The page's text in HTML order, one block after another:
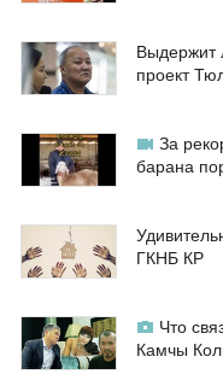
Выдержит
проект
За
барана
ГКНБ КР
Что
Камчы